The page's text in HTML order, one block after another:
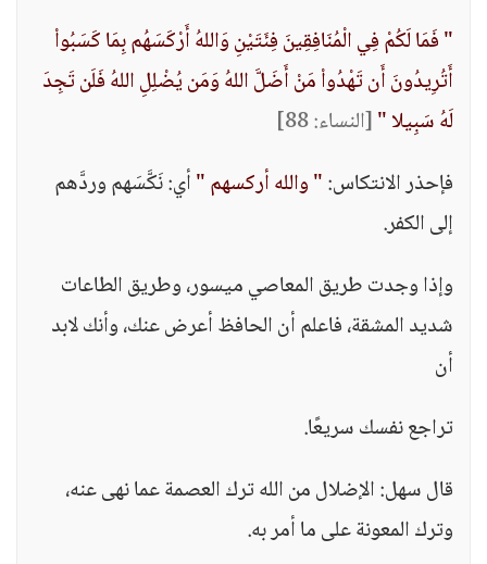
" فَمَا لَكُمْ فِي الْمُنَافِقِينَ فِئَتَيْنِ وَاللهُ أَرْكَسَهُم بِمَا كَسَبُواْ
أَتُرِيدُونَ أَن تَهْدُواْ مَنْ أَضَلَّ اللهُ وَمَن يُضْلِلِ اللهُ فَلَن تَجِدَ
لَهُ سَبِيلا "[النساء: 88]
فإحذر الانتكاس:" والله أركسهم "أي: نَكَّسَهم وردَّهم
إلى الكفر.
وإذا وجدت طريق المعاصي ميسور، وطريق الطاعات
شديد المشقة، فاعلم أن الحافظ أعرض عنك، وأنك لابد
أن
تراجع نفسك سريعًا.
قال سهل: الإضلال من الله ترك العصمة عما نهى عنه،
وترك المعونة على ما أمر به.